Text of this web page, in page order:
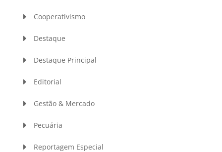
Cooperativismo
Destaque
Destaque Principal
Editorial
Gestão & Mercado
Pecuária
Reportagem Especial